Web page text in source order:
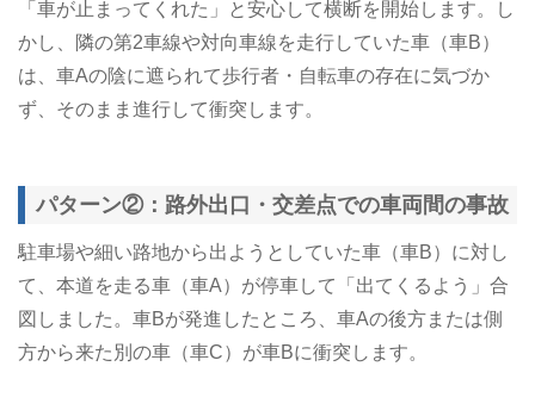
「車が止まってくれた」と安心して横断を開始します。し
かし、隣の第2車線や対向車線を走行していた車（車B）
は、車Aの陰に遮られて歩行者・自転車の存在に気づか
ず、そのまま進行して衝突します。
パターン②：路外出口・交差点での車両間の事故
駐車場や細い路地から出ようとしていた車（車B）に対し
て、本道を走る車（車A）が停車して「出てくるよう」合
図しました。車Bが発進したところ、車Aの後方または側
方から来た別の車（車C）が車Bに衝突します。